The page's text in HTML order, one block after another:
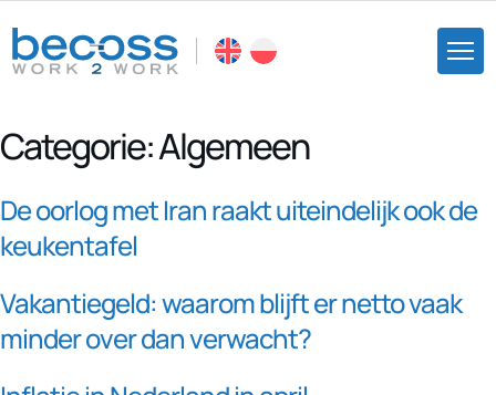
Categorie:Algemeen
De oorlog met Iran raakt uiteindelijk ook de
keukentafel
Vakantiegeld: waarom blijft er netto vaak
minder over dan verwacht?